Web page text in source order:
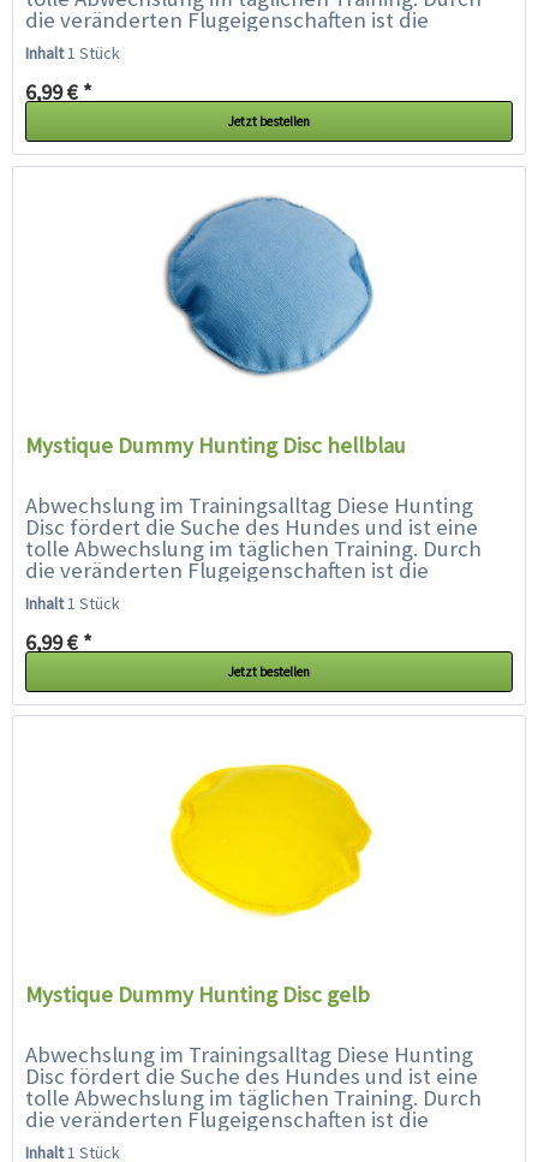
die veränderten Flugeigenschaften ist die
Hunting Disc für den Hund...
Inhalt1 Stück
6,99 € *
Jetzt bestellen
Mystique Dummy Hunting Disc hellblau
Abwechslung im Trainingsalltag Diese Hunting
Disc fördert die Suche des Hundes und ist eine
tolle Abwechslung im täglichen Training. Durch
die veränderten Flugeigenschaften ist die
Hunting Disc für den Hund...
Inhalt1 Stück
6,99 € *
Jetzt bestellen
Mystique Dummy Hunting Disc gelb
Abwechslung im Trainingsalltag Diese Hunting
Disc fördert die Suche des Hundes und ist eine
tolle Abwechslung im täglichen Training. Durch
die veränderten Flugeigenschaften ist die
Hunting Disc für den Hund...
Inhalt1 Stück